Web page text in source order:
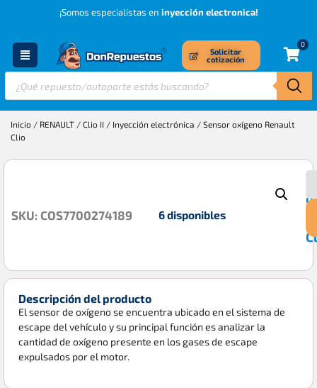
¡Somos especialistas en inyección electronica!
Solicitar
cotización
0
Inicio / RENAULT / Clio II / Inyección electrónica / Sensor oxígeno Renault
Clio
SKU: COS7700274189 6 disponibles
Descripción del producto
El sensor de oxígeno se encuentra ubicado en el sistema de
escape del vehículo y su principal función es analizar la
cantidad de oxígeno presente en los gases de escape
expulsados por el motor.